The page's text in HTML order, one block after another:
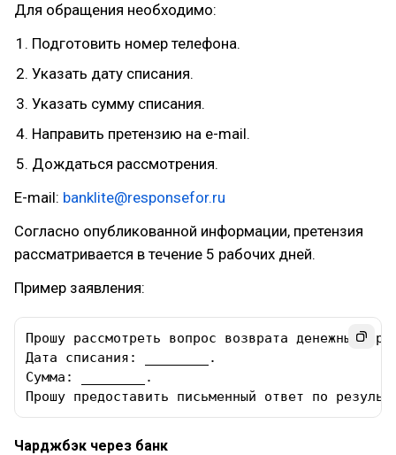
Для обращения необходимо:
Подготовить номер телефона.
Указать дату списания.
Указать сумму списания.
Направить претензию на e-mail.
Дождаться рассмотрения.
E-mail: banklite@responsefor.ru
Согласно опубликованной информации, претензия
рассматривается в течение 5 рабочих дней.
Пример заявления:
Прошу рассмотреть вопрос возврата денежных
Дата списания: ________.
Сумма: ________.
Прошу предоставить письменный ответ по
Чарджбэк через банк